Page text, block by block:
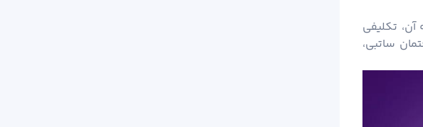
آن، تکلیفی
ساتبی،